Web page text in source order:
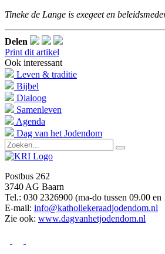
Tineke de Lange is exegeet en
Delen
Print dit artikel
Ook interessant
Leven & traditie
Bijbel
Dialoog
Samenleven
Agenda
Dag van het Jodendom
Postbus 262
3740 AG Baarn
Tel.: 030 2326900 (ma-do tussen 09.00 en
E-mail: info@katholiekeraadjodendom.nl
Zie ook: www.dagvanhetjodendom.nl